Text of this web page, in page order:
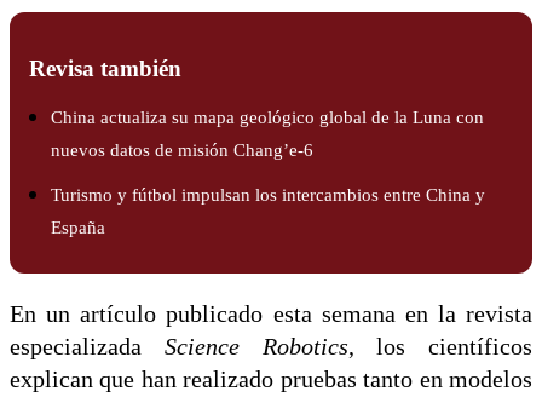
Revisa también
China actualiza su mapa geológico global de la Luna con
nuevos datos de misión Chang’e-6
Turismo y fútbol impulsan los intercambios entre China y
España
En un artículo publicado esta semana en la revista
especializada Science Robotics, los científicos
explican que han realizado pruebas tanto en modelos